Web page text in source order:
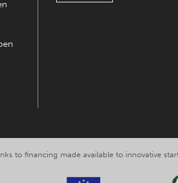
to financing made available to innovative